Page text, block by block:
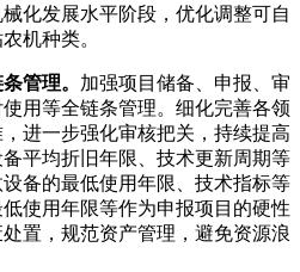
化发展水平阶段，优化调整可自
机种类。
管理。 加强项目储备、申报、审
用等全链条管理。细化完善各领
进一步强化审核把关，持续提高
平均折旧年限、技术更新周期等
备的最低使用年限、技术指标等
使用年限等作为申报项目的硬性
置，规范资产管理，避免资源浪